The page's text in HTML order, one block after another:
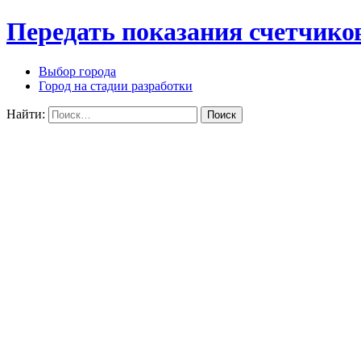
Передать показания
Выбор города
Город на стадии разработки
Найти: